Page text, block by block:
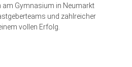
Gymnasium in Neumarkt
und zahlreicher
vollen Erfolg.